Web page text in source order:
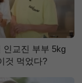
인교진 부부 5kg
것 먹었다?